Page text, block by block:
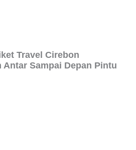
Travel Cirebon
Antar Sampai Depan Pintu